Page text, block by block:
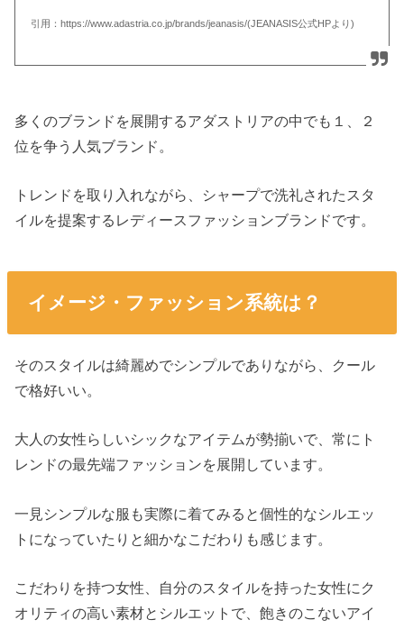
引用：https://www.adastria.co.jp/brands/jeanasis/(JEANASIS公式HPより)
多くのブランドを展開するアダストリアの中でも１、２
位を争う人気ブランド。
トレンドを取り入れながら、シャープで洗礼されたスタ
イルを提案するレディースファッションブランドです。
イメージ・ファッション系統は？
そのスタイルは綺麗めでシンプルでありながら、クール
で格好いい。
大人の女性らしいシックなアイテムが勢揃いで、常にト
レンドの最先端ファッションを展開しています。
一見シンプルな服も実際に着てみると個性的なシルエッ
トになっていたりと細かなこだわりも感じます。
こだわりを持つ女性、自分のスタイルを持った女性にク
オリティの高い素材とシルエットで、飽きのこないアイ